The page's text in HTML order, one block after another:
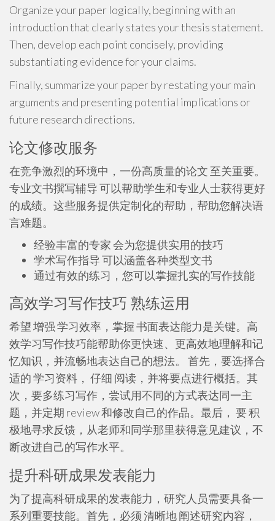
Organize your paper logically, beginning with an
introduction that clearly states your thesis statement.
Then, develop each point concisely, providing
substantiating evidence for your claims.
Finally, summarize your paper by restating your main
arguments and presenting potential implications or
future research directions.
论文修改服务
在竞争激烈的环境中，一份高质量的论文 至关重要。
专业文书撰写辅导 可以帮助学生和专业人士获得更好
的成绩。这些服务提供定制化的帮助，帮助您解决语
言难题。
经验丰富的专家 会为您提供实用的技巧
学术写作指导 可以涵盖各种类型文书
通过有效的练习，您可以掌握扎实的写作技能
高效学习写作技巧 熟练运用
希望 增强 学习效率，掌握 书面表达能力是关键。高
效学习写作技巧能帮助你更快速、更高效地理解和记
忆知识，并流畅地表达自己的想法。 首先，要选择合
适的 学习资料， 仔细 阅读，并将要点进行概括。其
次，要多练习写作，尝试用不同的方式表达同一主
题，并定期 review 和修改自己的作品。最后， 要 积
极地寻求反馈，从老师和同学那里获得意见建议，不
断改进自己的写作水平。
提升科研成果发表能力
为了提高科研成果的发表能力，研究人员需要具备一
系列重要技能。首先，必须 清晰地 阐述研究内容，